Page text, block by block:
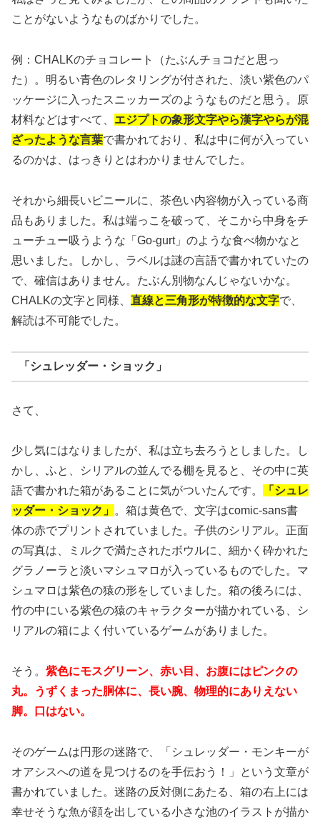
ことがないようなものばかりでした。
例：CHALKのチョコレート（たぶんチョコだと思っ
た）。明るい青色のレタリングが付された、淡い紫色のパ
ッケージに入ったスニッカーズのようなものだと思う。原
材料などはすべて、 エジプトの象形文字やら漢字やらが混
ざったような言葉で書かれており、私は中に何が入ってい
るのかは、はっきりとはわかりませんでした。
それから細長いビニールに、茶色い内容物が入っている商
品もありました。私は端っこを破って、そこから中身をチ
ューチュー吸うような「Go-gurt」のような食べ物かなと
思いました。しかし、ラベルは謎の言語で書かれていたの
で、確信はありません。たぶん別物なんじゃないかな。
CHALKの文字と同様、 直線と三角形が特徴的な文字で、
解読は不可能でした。
「シュレッダー・ショック」
さて、
少し気にはなりましたが、私は立ち去ろうとしました。し
かし、ふと、シリアルの並んでる棚を見ると、その中に英
語で書かれた箱があることに気がついたんです。
「シュレ
ッダー・ショック」 。箱は黄色で、文字はcomic-sans書
体の赤でプリントされていました。子供のシリアル。正面
の写真は、ミルクで満たされたボウルに、細かく砕かれた
グラノーラと淡いマシュマロが入っているものでした。マ
シュマロは紫色の猿の形をしていました。箱の後ろには、
竹の中にいる紫色の猿のキャラクターが描かれている、シ
リアルの箱によく付いているゲームがありました。
そう。 紫色にモスグリーン、赤い目、お腹にはピンクの
丸。うずくまった胴体に、長い腕、物理的にありえない
脚。口はない。
そのゲームは円形の迷路で、「シュレッダー・モンキーが
オアシスへの道を見つけるのを手伝おう！」という文章が
書かれていました。迷路の反対側にあたる、箱の右上には
幸せそうな魚が顔を出している小さな池のイラストが描か